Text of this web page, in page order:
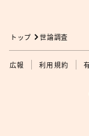
トップ 世論調査
広報 利用規約